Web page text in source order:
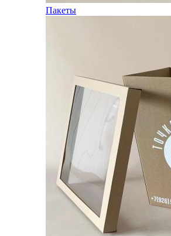
Пакеты